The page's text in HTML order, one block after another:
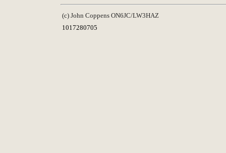
(c) John Coppens ON6JC/LW3HAZ
1017280705